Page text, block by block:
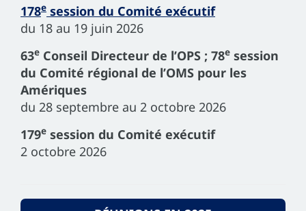
178e session du Comité exécutif
du 18 au 19 juin 2026
63e Conseil Directeur de l’OPS ; 78e session
du Comité régional de l’OMS pour les
Amériques
du 28 septembre au 2 octobre 2026
179e session du Comité exécutif
2 octobre 2026